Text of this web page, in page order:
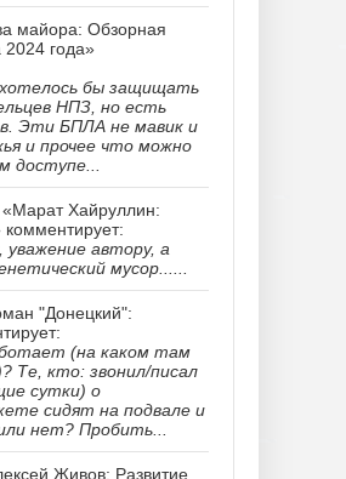
майора: Обзорная
2024 года»
бы защищать
НПЗ, но есть
Эти БПЛА не мавик и
и прочее что можно
доступе...
«Марат Хайруллин:
комментирует:
автору, а
мусор......
"Донецкий":
(на каком там
Те, кто: звонил/писал
сутки) о
сидят на подвале и
нет? Пробить...
Живов: Развитие